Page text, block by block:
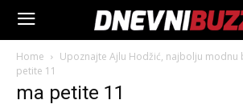
Home Upoznajte Ajlu Hodžić, najbolju modnu
petite 11
ma petite 11